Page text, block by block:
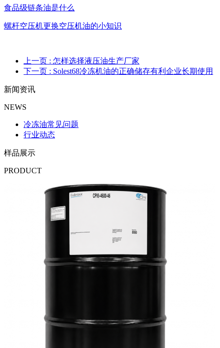
食品级链条油是什么
螺杆空压机更换空压机油的小知识
上一页 : 怎样选择液压油生产厂家
下一页 : Solest68冷冻机油的正确储存有利企业长期使用
新闻资讯
NEWS
冷冻油常见问题
行业动态
样品展示
PRODUCT